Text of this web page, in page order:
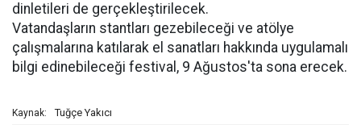
dinletileri de gerçekleştirilecek.
Vatandaşların stantları gezebileceği ve atölye
çalışmalarına katılarak el sanatları hakkında uygulamalı
bilgi edinebileceği festival, 9 Ağustos'ta sona erecek.
Kaynak: Tuğçe Yakıcı